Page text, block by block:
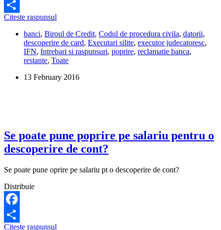
Facebook
Share
Citeste raspunsul
sa-
mi
fie
oprit
salariul
card,
dupa
care
fiu
banci, Biroul de Credit, Codul de procedura civila, datorii,
descoperire de card, Executari silite, executor judecatoresc,
IFN, Intrebari si raspunsuri, poprire, reclamatie banca,
restante, Toate
13 February 2016
Se poate pune poprire pe salariu pentru o
descoperire de cont?
Se poate pune oprire pe salariu pt o descoperire de cont?
Distribuie
Facebook
Citeste raspunsul